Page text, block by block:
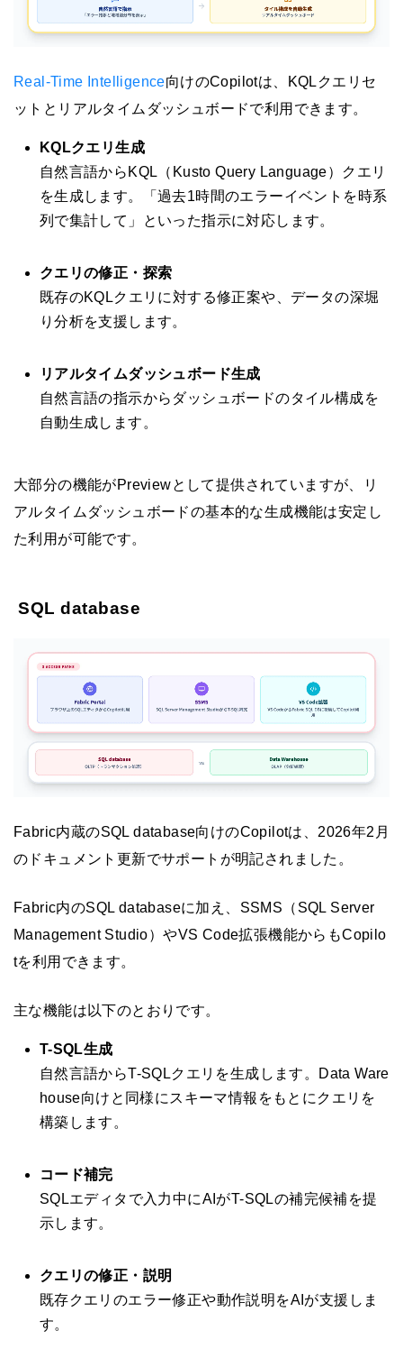
Real-Time Intelligence向けのCopilotは、KQLクエリセ
ットとリアルタイムダッシュボードで利用できます。
KQLクエリ生成
自然言語からKQL（Kusto Query Language）クエリ
を生成します。「過去1時間のエラーイベントを時系
列で集計して」といった指示に対応します。
クエリの修正・探索
既存のKQLクエリに対する修正案や、データの深堀
り分析を支援します。
リアルタイムダッシュボード生成
自然言語の指示からダッシュボードのタイル構成を
自動生成します。
大部分の機能がPreviewとして提供されていますが、リ
アルタイムダッシュボードの基本的な生成機能は安定し
た利用が可能です。
SQL database
Fabric内蔵のSQL database向けのCopilotは、2026年2月
のドキュメント更新でサポートが明記されました。
Fabric内のSQL databaseに加え、SSMS（SQL Server
Management Studio）やVS Code拡張機能からもCopilo
tを利用できます。
主な機能は以下のとおりです。
T-SQL生成
自然言語からT-SQLクエリを生成します。Data Ware
house向けと同様にスキーマ情報をもとにクエリを
構築します。
コード補完
SQLエディタで入力中にAIがT-SQLの補完候補を提
示します。
クエリの修正・説明
既存クエリのエラー修正や動作説明をAIが支援しま
す。